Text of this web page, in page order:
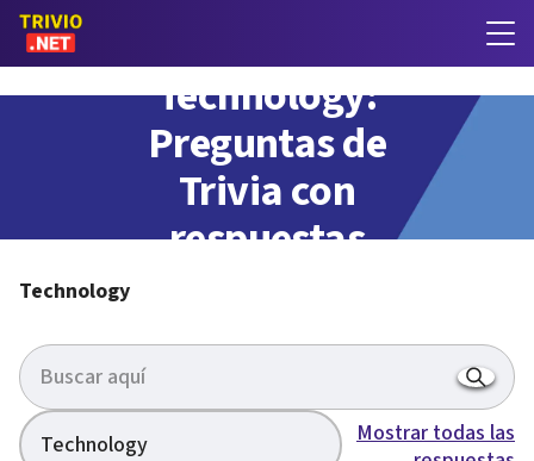
Technology:
Preguntas de
Trivia con
respuestas
Technology
Technology
Mostrar todas las